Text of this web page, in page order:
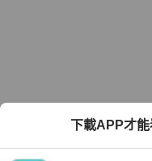
下載APP才